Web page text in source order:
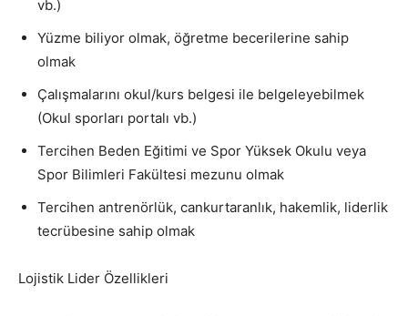
vb.)
Yüzme biliyor olmak, öğretme becerilerine sahip
olmak
Çalışmalarını okul/kurs belgesi ile belgeleyebilmek
(Okul sporları portalı vb.)
Tercihen Beden Eğitimi ve Spor Yüksek Okulu veya
Spor Bilimleri Fakültesi mezunu olmak
Tercihen antrenörlük, cankurtaranlık, hakemlik, liderlik
tecrübesine sahip olmak
Lojistik Lider Özellikleri